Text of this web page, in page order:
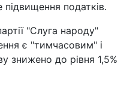
податків.
"Слуга народу"
є "тимчасовим" і
знижено до рівня 1,5%